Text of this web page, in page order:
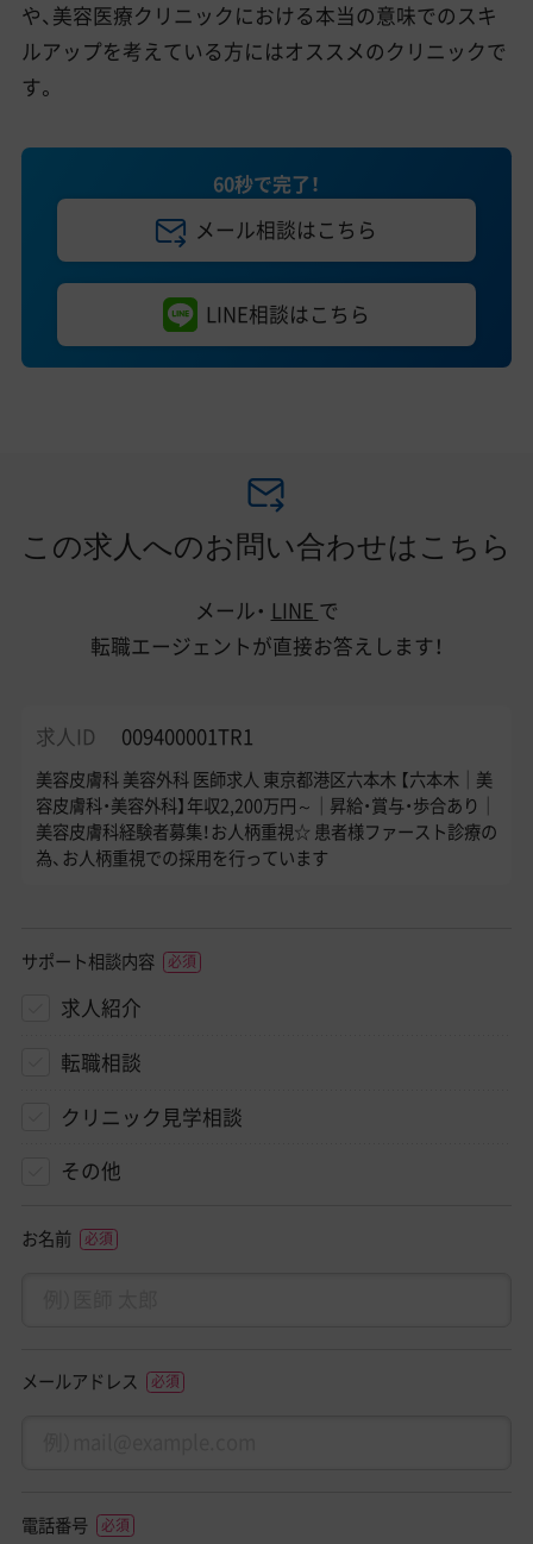
や、美容医療クリニックにおける本当の意味でのスキ
ルアップを考えている方にはオススメのクリニックで
す。
60秒で完了！
メール相談はこちら
LINE相談はこちら
この求人へのお問い合わせはこちら
メール・ LINE で
転職エージェントが直接お答えします！
求人ID 009400001TR1
美容皮膚科 美容外科 医師求人 東京都港区六本木 【六本木｜美
容皮膚科・美容外科】年収2,200万円～｜昇給・賞与・歩合あり｜
美容皮膚科経験者募集！お人柄重視☆ 患者様ファースト診療の
為、お人柄重視での採用を行っています
サポート相談内容
求人紹介
転職相談
クリニック見学相談
その他
お名前
メールアドレス
電話番号